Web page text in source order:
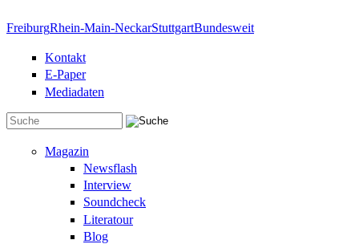
FreiburgRhein-Main-NeckarStuttgartBundesweit
Kontakt
E-Paper
Mediadaten
Magazin
Newsflash
Interview
Soundcheck
Literatour
Blog